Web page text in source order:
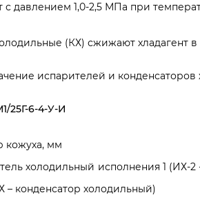
с давлением 1,0-2,5 МПа при
(КХ) сжижают хладагент
испарителей и конденсаторов
25Г-6-4-У-И
кожуха, мм
холодильный исполнения 1 (ИХ-
– конденсатор холодильный)